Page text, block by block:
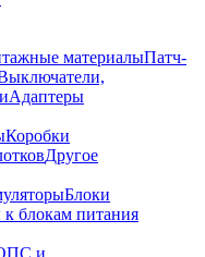
материалыПатч-
Адаптеры
Коробки
Другое
Блоки
к блокам питания
и